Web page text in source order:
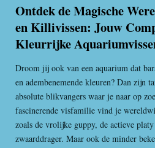
Ontdek de Magische
en Killivissen: Jouw
Kleurrijke
Droom jij ook van een aquarium dat
en adembenemende kleuren? Dan zijn
absolute blikvangers waar je naar op
fascinerende visfamilie vind je
zoals de vrolijke guppy, de actieve platy
zwaarddrager. Maar ook de minder